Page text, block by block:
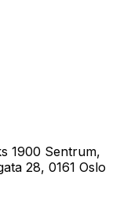
1900 Sentrum,
28, 0161 Oslo